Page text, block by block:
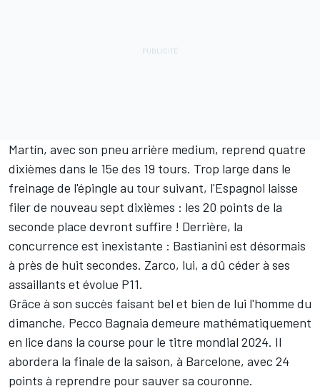
Martín, avec son pneu arrière medium, reprend quatre
dixièmes dans le 15e des 19 tours. Trop large dans le
freinage de l'épingle au tour suivant, l'Espagnol laisse
filer de nouveau sept dixièmes : les 20 points de la
seconde place devront suffire ! Derrière, la
concurrence est inexistante : Bastianini est désormais
à près de huit secondes. Zarco, lui, a dû céder à ses
assaillants et évolue P11.
Grâce à son succès faisant bel et bien de lui l'homme du
dimanche, Pecco Bagnaia demeure mathématiquement
en lice dans la course pour le titre mondial 2024. Il
abordera la finale de la saison, à Barcelone, avec 24
points à reprendre pour sauver sa couronne.